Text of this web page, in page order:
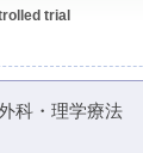
trial
科・理学療法